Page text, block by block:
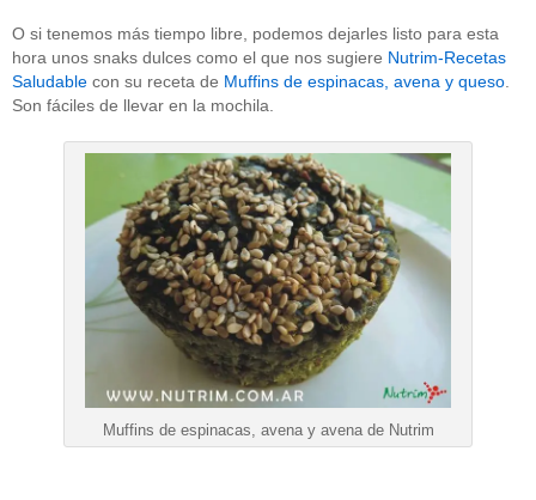
O si tenemos más tiempo libre, podemos dejarles listo para esta
hora unos snaks dulces como el que nos sugiere Nutrim-Recetas
Saludable con su receta de Muffins de espinacas, avena y queso.
Son fáciles de llevar en la mochila.
Muffins de espinacas, avena y avena de Nutrim